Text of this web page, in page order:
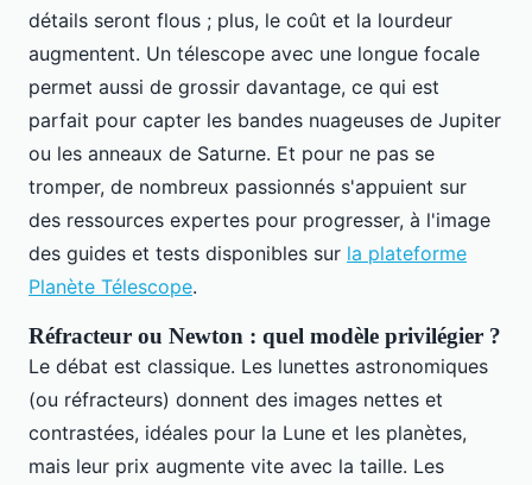
détails seront flous ; plus, le coût et la lourdeur
augmentent. Un télescope avec une longue focale
permet aussi de grossir davantage, ce qui est
parfait pour capter les bandes nuageuses de Jupiter
ou les anneaux de Saturne. Et pour ne pas se
tromper, de nombreux passionnés s'appuient sur
des ressources expertes pour progresser, à l'image
des guides et tests disponibles sur la plateforme
Planète Télescope.
Réfracteur ou Newton : quel modèle privilégier ?
Le débat est classique. Les lunettes astronomiques
(ou réfracteurs) donnent des images nettes et
contrastées, idéales pour la Lune et les planètes,
mais leur prix augmente vite avec la taille. Les